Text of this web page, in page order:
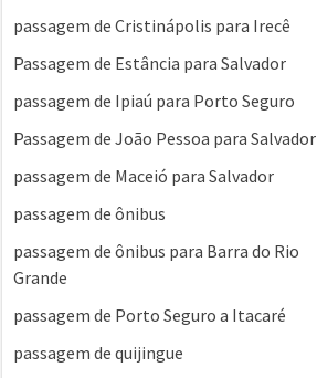
passagem de Cristinápolis para Irecê
Passagem de Estância para Salvador
passagem de Ipiaú para Porto Seguro
Passagem de João Pessoa para Salvador
passagem de Maceió para Salvador
passagem de ônibus
passagem de ônibus para Barra do Rio
Grande
passagem de Porto Seguro a Itacaré
passagem de quijingue